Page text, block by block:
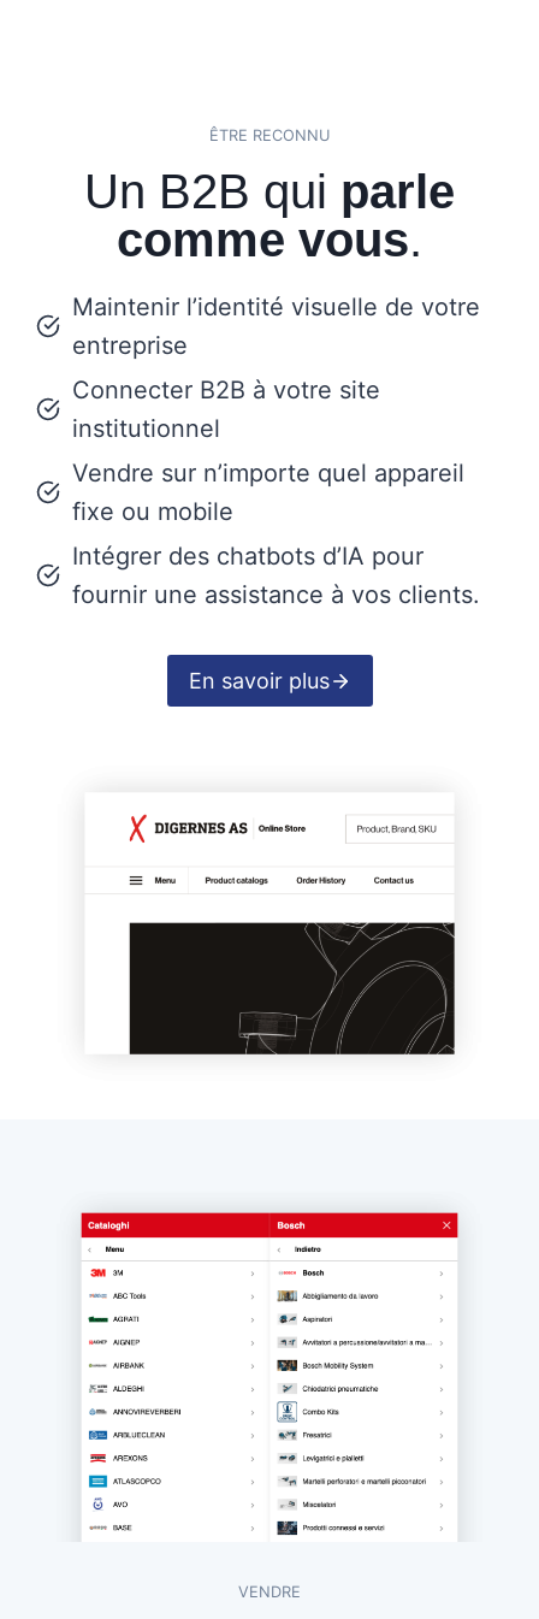
ÊTRE RECONNU
Un B2B qui parle
comme vous.
Maintenir l’identité visuelle de votre
entreprise
Connecter B2B à votre site
institutionnel
Vendre sur n’importe quel appareil
fixe ou mobile
Intégrer des chatbots d’IA pour
fournir une assistance à vos clients.
En savoir plus
VENDRE